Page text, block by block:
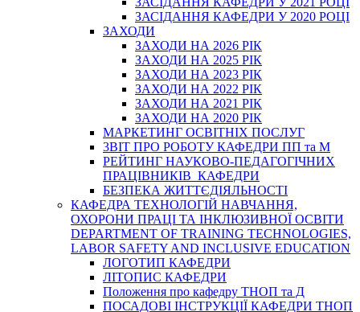
ЗАСІДАННЯ КАФЕДРИ У 2020 РОЦІ
ЗАХОДИ
ЗАХОДИ НА 2026 РІК
ЗАХОДИ НА 2025 РІК
ЗАХОДИ НА 2023 РІК
ЗАХОДИ НА 2022 РІК
ЗАХОДИ НА 2021 РІК
ЗАХОДИ НА 2020 РІК
МАРКЕТИНГ ОСВІТНІХ ПОСЛУГ
3BIT ПРО РОБОТУ КАФЕДРИ ПП та М
РЕЙТИНГ НАУКОВО-ПЕДАГОГІЧНИХ
ПРАЦІВНИКІВ КАФЕДРИ
БЕЗПЕКА ЖИТТЄДІЯЛЬНОСТІ
КАФЕДРА ТЕХНОЛОГІЙ НАВЧАННЯ,
ОХОРОНИ ПРАЦІ ТА ІНКЛЮЗИВНОЇ ОСВІТИ
DEPARTMENT OF TRAINING TECHNOLOGIES,
LABOR SAFETY AND INCLUSIVE EDUCATION
ЛОГОТИП КАФЕДРИ
ЛІТОПИС КАФЕДРИ
Положення про кафедру ТНОП та Д
ПОСАДОВІ ІНСТРУКЦІЇ КАФЕДРИ ТНОП